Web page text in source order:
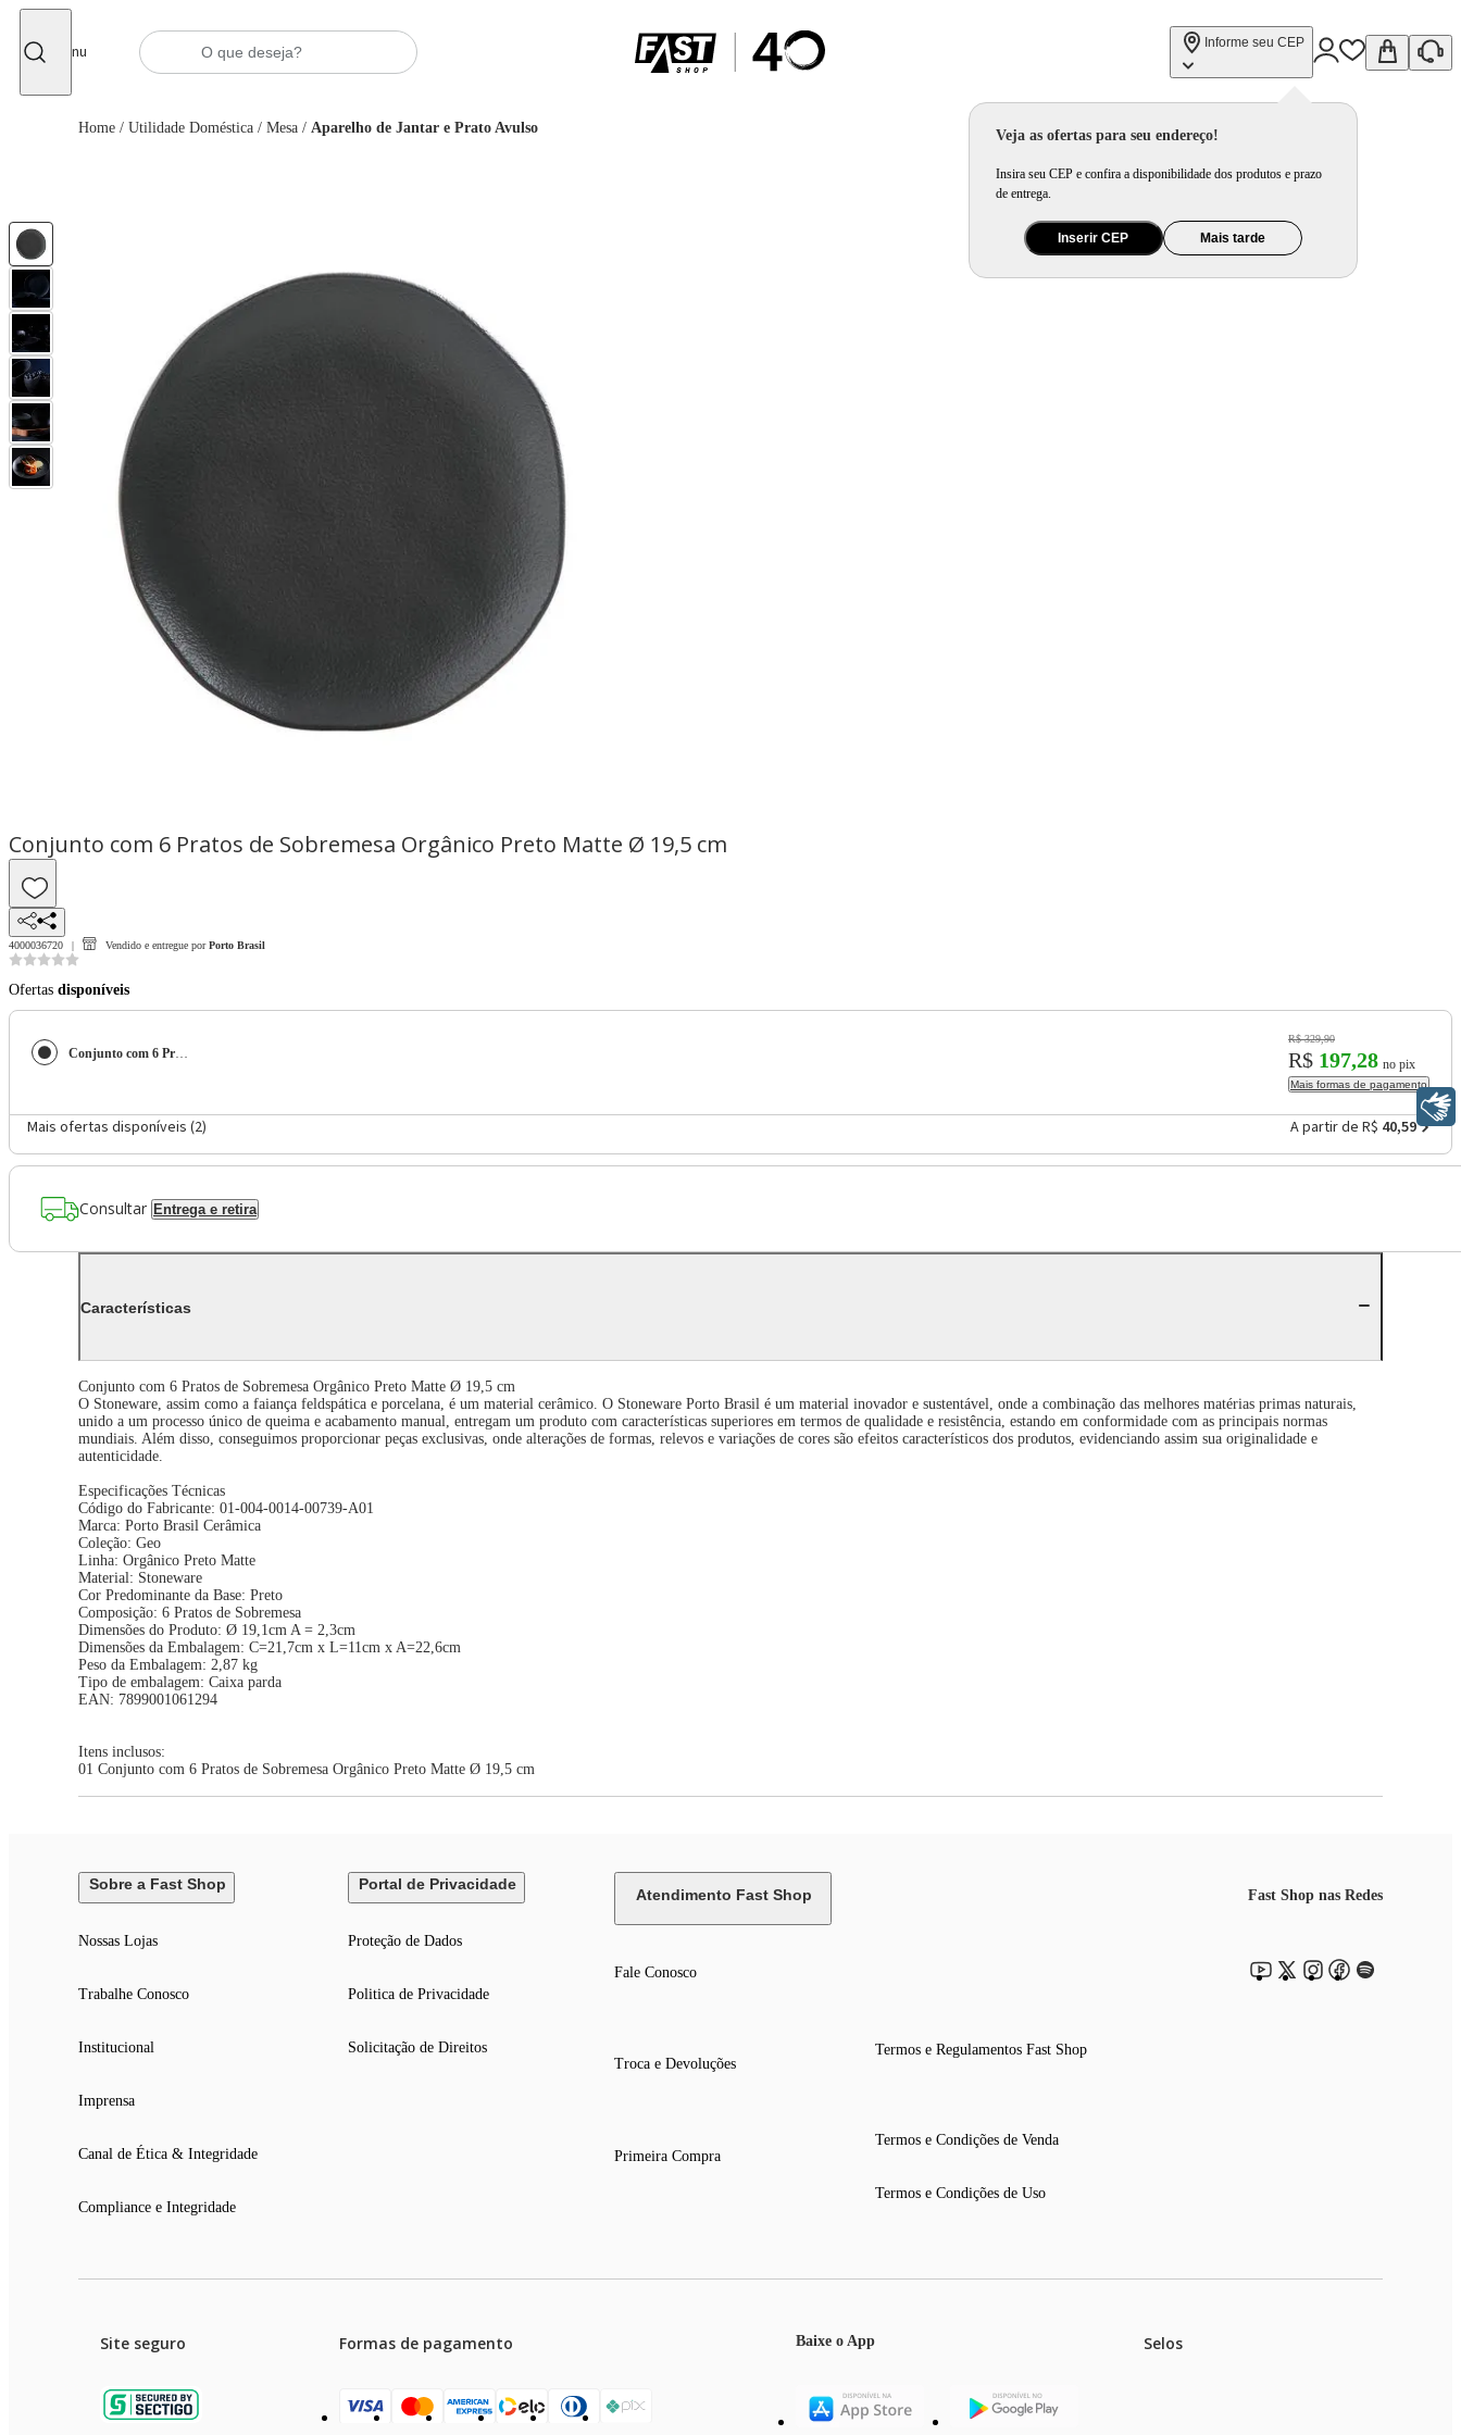
Menu
Informe seu CEP
Veja as ofertas para seu endereço!
Insira seu CEP e confira a disponibilidade dos produtos e prazo
de entrega.
Inserir CEP Mais tarde
Home / Utilidade Doméstica / Mesa / Aparelho de Jantar e Prato Avulso
Conjunto com 6 Pratos de Sobremesa Orgânico Preto Matte Ø 19,5 cm
4000036720 Vendido e entregue por Porto Brasil
Ofertas disponíveis
Conjunto com 6 Pratos de Sobremesa Orgânico Preto Matte Ø 19,5 cm
R$ 329,90
R$ 197,28 no pix
Mais formas de pagamento
Mais ofertas disponíveis (2) A partir de R$ 40,59
Consultar Entrega e retira
Características
Conjunto com 6 Pratos de Sobremesa Orgânico Preto Matte Ø 19,5 cm
O Stoneware, assim como a faiança feldspática e porcelana, é um material cerâmico. O Stoneware Porto Brasil é um material inovador e sustentável, onde a combinação das melhores matérias primas naturais,
unido a um processo único de queima e acabamento manual, entregam um produto com características superiores em termos de qualidade e resistência, estando em conformidade com as principais normas
mundiais. Além disso, conseguimos proporcionar peças exclusivas, onde alterações de formas, relevos e variações de cores são efeitos característicos dos produtos, evidenciando assim sua originalidade e
autenticidade.
Especificações Técnicas
Código do Fabricante: 01-004-0014-00739-A01
Marca: Porto Brasil Cerâmica
Coleção: Geo
Linha: Orgânico Preto Matte
Material: Stoneware
Cor Predominante da Base: Preto
Composição: 6 Pratos de Sobremesa
Dimensões do Produto: Ø 19,1cm A = 2,3cm
Dimensões da Embalagem: C=21,7cm x L=11cm x A=22,6cm
Peso da Embalagem: 2,87 kg
Tipo de embalagem: Caixa parda
EAN: 7899001061294
Itens inclusos:
01 Conjunto com 6 Pratos de Sobremesa Orgânico Preto Matte Ø 19,5 cm
Sobre a Fast Shop
Nossas Lojas
Trabalhe Conosco
Institucional
Imprensa
Canal de Ética & Integridade
Compliance e Integridade
Portal de Privacidade
Proteção de Dados
Politica de Privacidade
Solicitação de Direitos
Atendimento Fast Shop
Fale Conosco
Troca e Devoluções
Primeira Compra
Termos e Regulamentos Fast Shop
Termos e Condições de Venda
Termos e Condições de Uso
Fast Shop nas Redes
Site seguro Formas de pagamento Baixe o App Selos